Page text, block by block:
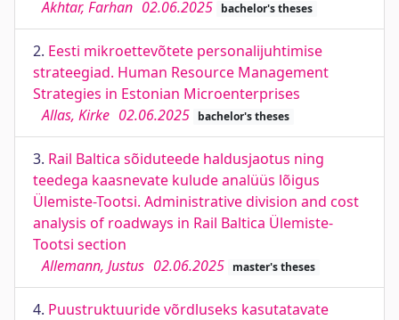
Akhtar, Farhan 02.06.2025 bachelor's theses
2. Eesti mikroettevõtete personalijuhtimise
strateegiad. Human Resource Management
Strategies in Estonian Microenterprises
Allas, Kirke 02.06.2025 bachelor's theses
3. Rail Baltica sõiduteede haldusjaotus ning
teedega kaasnevate kulude analüüs lõigus
Ülemiste-Tootsi. Administrative division and cost
analysis of roadways in Rail Baltica Ülemiste-
Tootsi section
Allemann, Justus 02.06.2025 master's theses
4. Puustruktuuride võrdluseks kasutatavate